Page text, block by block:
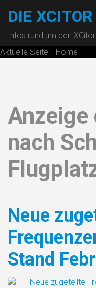
DIE
Infos rund um den XCitor
Aktuelle Seite:
Home
nach
Neue
Stand